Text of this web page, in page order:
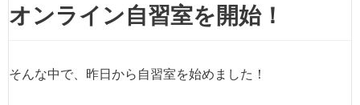
オンライン自習室を開始！
そんな中で、昨日から自習室を始めました！